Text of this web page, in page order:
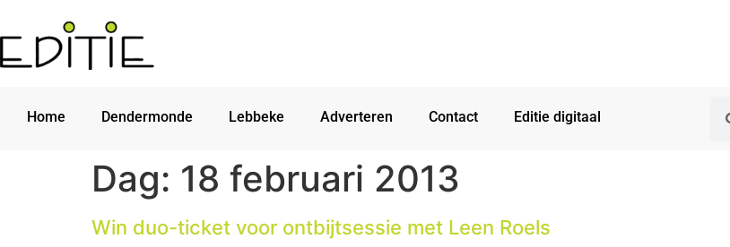
Home Dendermonde Lebbeke Adverteren Contact Editie digitaal
Dag: 18 februari 2013
Win duo-ticket voor ontbijtsessie met Leen Roels